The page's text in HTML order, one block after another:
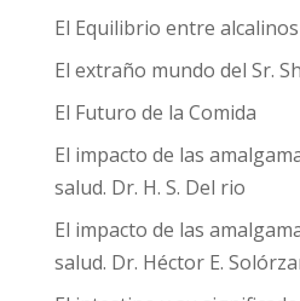
El Equilibrio entre
El extraño mundo del Sr.
El Futuro de la Comida
El impacto de las
salud. Dr. H. S. Del rio
El impacto de las
salud. Dr. Héctor E.